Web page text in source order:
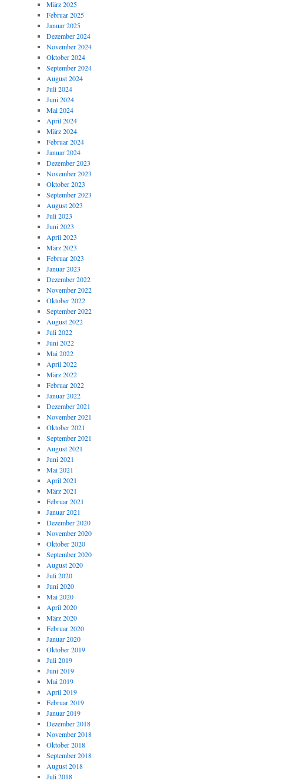
März 2025
Februar 2025
Januar 2025
Dezember 2024
November 2024
Oktober 2024
September 2024
August 2024
Juli 2024
Juni 2024
Mai 2024
April 2024
März 2024
Februar 2024
Januar 2024
Dezember 2023
November 2023
Oktober 2023
September 2023
August 2023
Juli 2023
Juni 2023
April 2023
März 2023
Februar 2023
Januar 2023
Dezember 2022
November 2022
Oktober 2022
September 2022
August 2022
Juli 2022
Juni 2022
Mai 2022
April 2022
März 2022
Februar 2022
Januar 2022
Dezember 2021
November 2021
Oktober 2021
September 2021
August 2021
Juni 2021
Mai 2021
April 2021
März 2021
Februar 2021
Januar 2021
Dezember 2020
November 2020
Oktober 2020
September 2020
August 2020
Juli 2020
Juni 2020
Mai 2020
April 2020
März 2020
Februar 2020
Januar 2020
Oktober 2019
Juli 2019
Juni 2019
Mai 2019
April 2019
Februar 2019
Januar 2019
Dezember 2018
November 2018
Oktober 2018
September 2018
August 2018
Juli 2018